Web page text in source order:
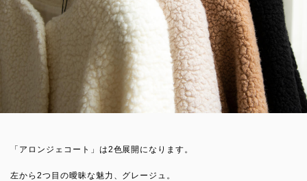
「アロンジェコート」は2色展開になります。
左から2つ目の曖昧な魅力、グレージュ。